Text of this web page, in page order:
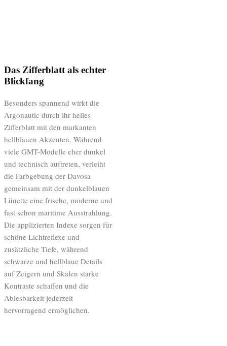
Das Zifferblatt als echter
Blickfang
Besonders spannend wirkt die
Argonautic durch ihr helles
Zifferblatt mit den markanten
hellblauen Akzenten. Während
viele GMT-Modelle eher dunkel
und technisch auftreten, verleiht
die Farbgebung der Davosa
gemeinsam mit der dunkelblauen
Lünette eine frische, moderne und
fast schon maritime Ausstrahlung.
Die applizierten Indexe sorgen für
schöne Lichtreflexe und
zusätzliche Tiefe, während
schwarze und hellblaue Details
auf Zeigern und Skalen starke
Kontraste schaffen und die
Ablesbarkeit jederzeit
hervorragend ermöglichen.